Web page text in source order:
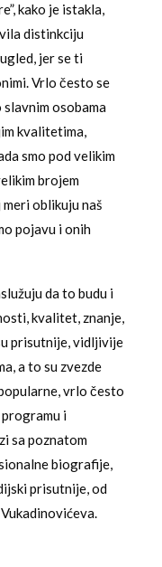
kako je istakla,
distinkciju
jer se ti
Vrlo često se
osobama
kvalitetima,
smo pod velikim
brojem
oblikuju naš
pojavu i onih
da to budu i
kvalitet, znanje,
prisutnije, vidljivije
a to su zvezde
vrlo često
i
sa poznatom
biografije,
prisutnije, od